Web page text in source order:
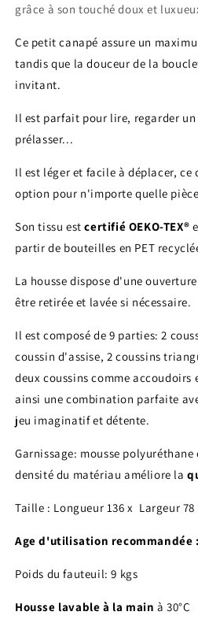
grâce à son touché doux et
Ce petit canapé assure un
tandis que la douceur de la
invitant.
Il est parfait pour lire, regarder
prélasser...
Il est léger et facile à déplacer,
option pour n'importe quelle
Son tissu est certifié OEKO-TEX®
partir de bouteilles en PET
La housse dispose d'une
être retirée et lavée si nécessaire.
Il est composé de 9 parties: 2
coussin d'assise, 2 coussins
deux coussins comme accoudoirs
ainsi une combination parfaite
jeu imaginatif et détente.
Garnissage: mousse
densité du matériau améliore la
Taille : Longueur 136 x Largeur
Age d'utilisation recommandée
Poids du fauteuil: 9 kgs
Housse lavable à la main à 30°C